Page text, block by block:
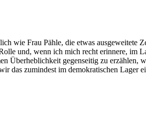
wie Frau Pähle, die etwas ausgeweitete
und, wenn ich mich recht erinnere, im
Überheblichkeit gegenseitig zu
das zumindest im demokratischen Lager